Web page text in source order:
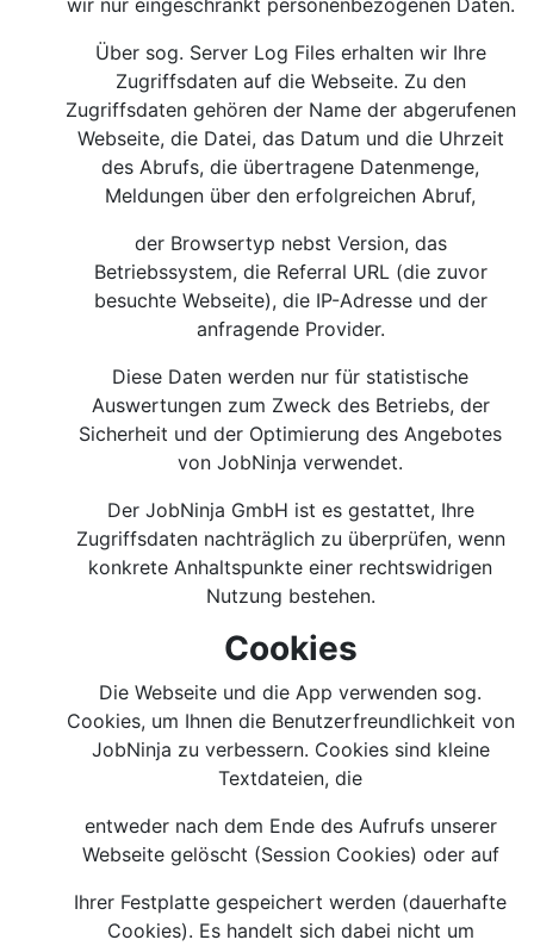
wir nur eingeschränkt personenbezogenen Daten.
Über sog. Server Log Files erhalten wir Ihre
Zugriffsdaten auf die Webseite. Zu den
Zugriffsdaten gehören der Name der abgerufenen
Webseite, die Datei, das Datum und die Uhrzeit
des Abrufs, die übertragene Datenmenge,
Meldungen über den erfolgreichen Abruf,
der Browsertyp nebst Version, das
Betriebssystem, die Referral URL (die zuvor
besuchte Webseite), die IP-Adresse und der
anfragende Provider.
Diese Daten werden nur für statistische
Auswertungen zum Zweck des Betriebs, der
Sicherheit und der Optimierung des Angebotes
von JobNinja verwendet.
Der JobNinja GmbH ist es gestattet, Ihre
Zugriffsdaten nachträglich zu überprüfen, wenn
konkrete Anhaltspunkte einer rechtswidrigen
Nutzung bestehen.
Cookies
Die Webseite und die App verwenden sog.
Cookies, um Ihnen die Benutzerfreundlichkeit von
JobNinja zu verbessern. Cookies sind kleine
Textdateien, die
entweder nach dem Ende des Aufrufs unserer
Webseite gelöscht (Session Cookies) oder auf
Ihrer Festplatte gespeichert werden (dauerhafte
Cookies). Es handelt sich dabei nicht um